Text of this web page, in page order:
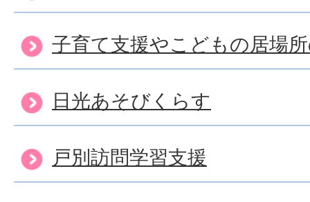
子育て支援やこどもの居場
日光あそびくらす
戸別訪問学習支援